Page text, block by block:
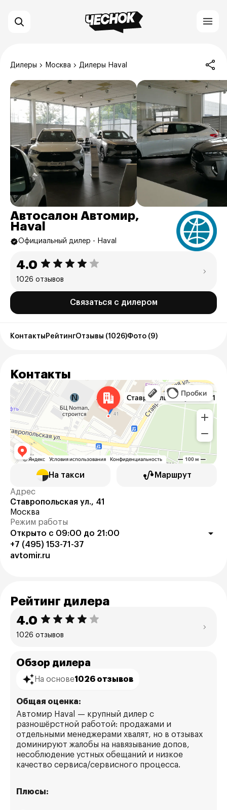
Дилеры Москва Дилеры Haval
Автосалон Автомир,
Haval
Официальный дилер - Haval
4.0
1026 отзывов
Связаться с дилером
Контакты РейтингОтзывы (1026)Фото (9)
Контакты
На такси Маршрут
Адрес
Ставропольская ул., 41
Москва
Режим работы
Открыто с 09:00 до 21:00
+7 (495) 153-71-37
avtomir.ru
Рейтинг дилера
4.0
1026 отзывов
Обзор дилера
На основе1026 отзывов
Общая оценка:
Автомир Haval — крупный дилер с
разношёрстной работой: продажами и
отдельными менеджерами хвалят, но в отзывах
доминируют жалобы на навязывание допов,
несоблюдение устных обещаний и низкое
качество сервиса/сервисного процесса.
Плюсы: